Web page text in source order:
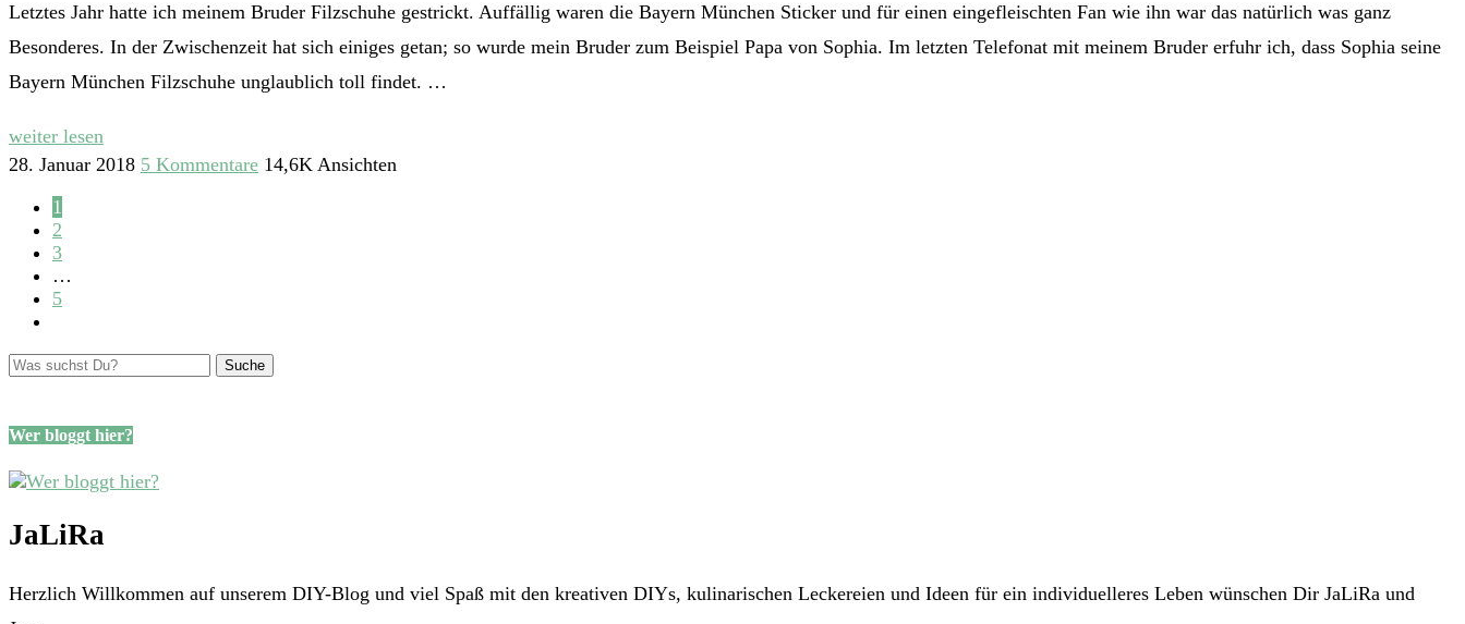
Letztes Jahr hatte ich meinem Bruder Filzschuhe gestrickt. Auffällig waren die Bayern München Sticker und für einen eingefleischten Fan wie ihn war das natürlich was ganz
Besonderes. In der Zwischenzeit hat sich einiges getan; so wurde mein Bruder zum Beispiel Papa von Sophia. Im letzten Telefonat mit meinem Bruder erfuhr ich, dass Sophia seine
Bayern München Filzschuhe unglaublich toll findet. …
weiter lesen
28. Januar 2018 5 Kommentare 14,6K Ansichten
1
2
3
…
5
Wer bloggt hier?
JaLiRa
Herzlich Willkommen auf unserem DIY-Blog und viel Spaß mit den kreativen DIYs, kulinarischen Leckereien und Ideen für ein individuelleres Leben wünschen Dir JaLiRa und